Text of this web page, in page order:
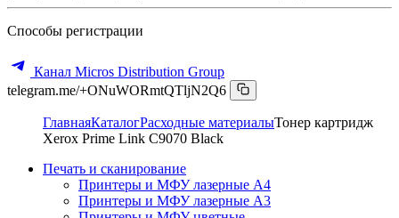
Способы регистрации
Канал Micros Distribution Group
telegram.me/+ONuWORmtQTljN2Q6
ГлавнаяКаталогРасходные материалыТонер картридж
Xerox Prime Link C9070 Black
Печать и сканирование
Принтеры и МФУ лазерные А4
Принтеры и МФУ лазерные А3